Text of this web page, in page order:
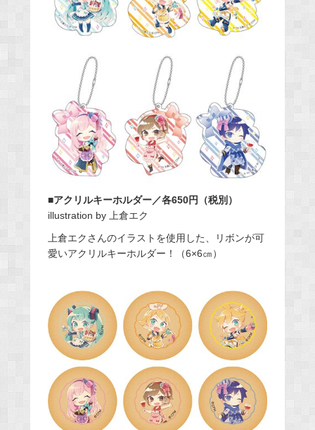
■アクリルキーホルダー／各650円（税別）
illustration by 上倉エク
上倉エクさんのイラストを使用した、リボンが可
愛いアクリルキーホルダー！（6×6㎝）